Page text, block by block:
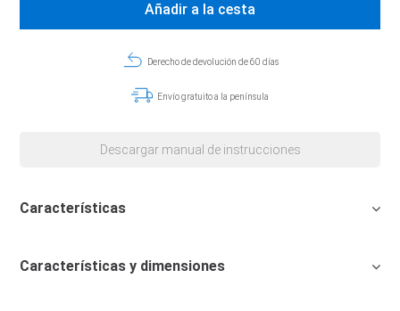
Añadir a la cesta
Derecho de devolución de 60 días
Envío gratuito a la península
Descargar manual de instrucciones
Características
Características y dimensiones